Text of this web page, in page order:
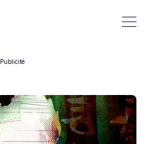
Rechercher dans Français à
Publicité